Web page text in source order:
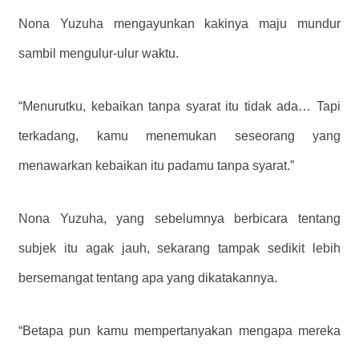
Nona Yuzuha mengayunkan kakinya maju mundur
sambil mengulur-ulur waktu.
“Menurutku, kebaikan tanpa syarat itu tidak ada… Tapi
terkadang, kamu menemukan seseorang yang
menawarkan kebaikan itu padamu tanpa syarat.”
Nona Yuzuha, yang sebelumnya berbicara tentang
subjek itu agak jauh, sekarang tampak sedikit lebih
bersemangat tentang apa yang dikatakannya.
“Betapa pun kamu mempertanyakan mengapa mereka